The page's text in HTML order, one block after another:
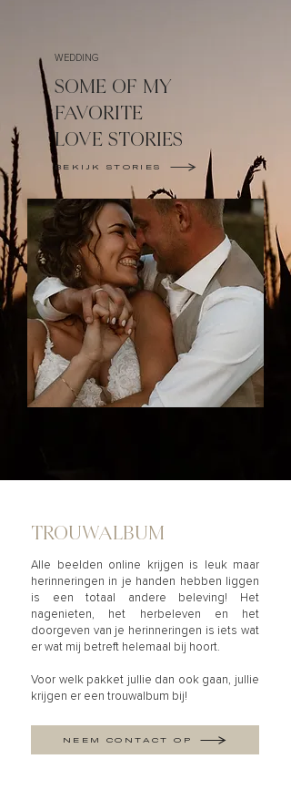
WEDDING
SOME OF MY
FAVORITE
LOVE STORIES
BEKIJK STORIES
TROUWALBUM
Alle beelden online krijgen is leuk maar
herinneringen in je handen hebben liggen
is een totaal andere beleving! Het
nagenieten, het herbeleven en het
doorgeven van je herinneringen is iets wat
er wat mij betreft helemaal bij hoort.
Voor welk pakket jullie dan ook gaan, jullie
krijgen er een trouwalbum bij!
NEEM CONTACT OP